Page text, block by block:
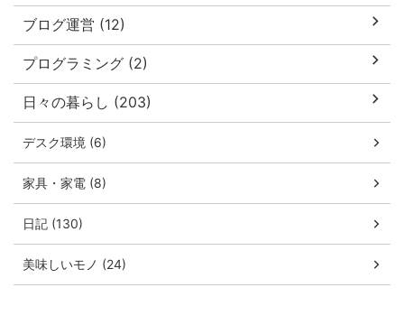
ブログ運営 (12)
プログラミング (2)
日々の暮らし (203)
デスク環境 (6)
家具・家電 (8)
日記 (130)
美味しいモノ (24)